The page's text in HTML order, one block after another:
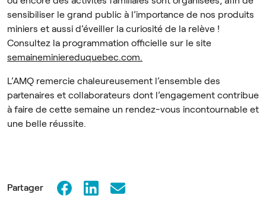
sensibiliser le grand public à l’importance de nos produits
miniers et aussi d’éveiller la curiosité de la relève !
Consultez la programmation officielle sur le site
semaineminiereduquebec.com.
L’AMQ remercie chaleureusement l’ensemble des
partenaires et collaborateurs dont l’engagement contribue
à faire de cette semaine un rendez-vous incontournable et
une belle réussite.
Partager